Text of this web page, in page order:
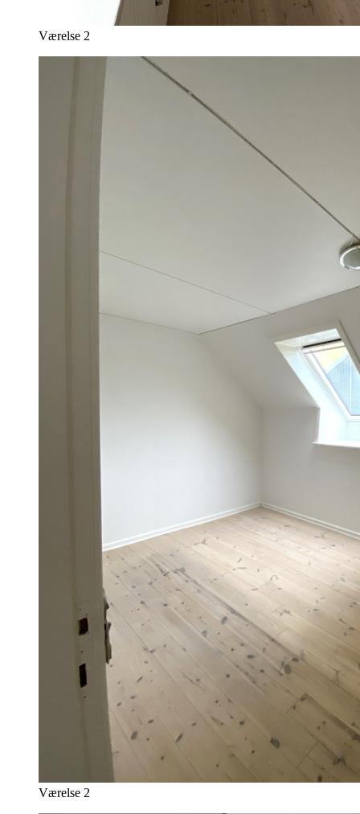
Værelse 2
Værelse 2